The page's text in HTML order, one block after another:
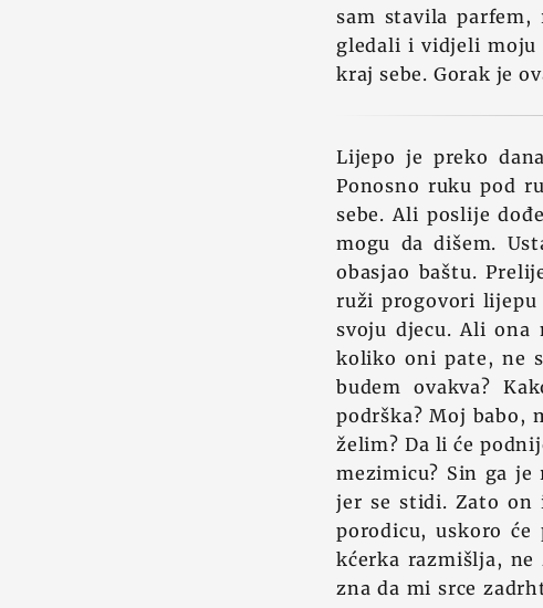
sam stavila
gledali i vidjeli moju
kraj sebe. Gorak je
Lijepo je preko
Ponosno ruku pod
sebe. Ali poslije
mogu da dišem.
obasjao baštu.
ruži progovori lijepu
svoju djecu. Ali ona
koliko oni pate, ne
budem ovakva?
podrška? Moj babo,
želim? Da li će
mezimicu? Sin ga je
jer se stidi. Zato on
porodicu, uskoro
kćerka razmišlja, ne
zna da mi srce